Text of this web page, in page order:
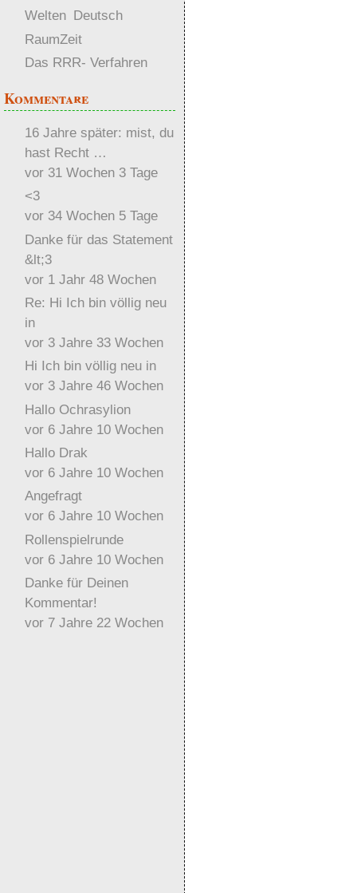
Welten Deutsch
RaumZeit
Das RRR- Verfahren
Kommentare
16 Jahre später: mist, du
hast Recht …
vor 31 Wochen 3 Tage
<3
vor 34 Wochen 5 Tage
Danke für das Statement
&lt;3
vor 1 Jahr 48 Wochen
Re: Hi Ich bin völlig neu
in
vor 3 Jahre 33 Wochen
Hi Ich bin völlig neu in
vor 3 Jahre 46 Wochen
Hallo Ochrasylion
vor 6 Jahre 10 Wochen
Hallo Drak
vor 6 Jahre 10 Wochen
Angefragt
vor 6 Jahre 10 Wochen
Rollenspielrunde
vor 6 Jahre 10 Wochen
Danke für Deinen
Kommentar!
vor 7 Jahre 22 Wochen